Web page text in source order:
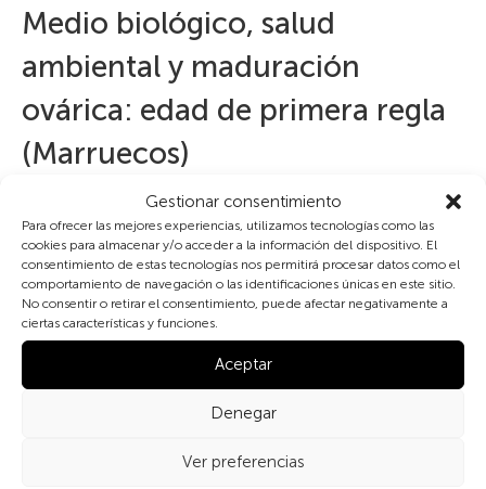
Gestionar consentimiento
Para ofrecer las mejores experiencias, utilizamos tecnologías como las
cookies para almacenar y/o acceder a la información del dispositivo. El
consentimiento de estas tecnologías nos permitirá procesar datos como el
comportamiento de navegación o las identificaciones únicas en este sitio.
No consentir o retirar el consentimiento, puede afectar negativamente a
ciertas características y funciones.
Aceptar
Denegar
Ver preferencias
Medio biológico, salud
ambiental y maduración
ovárica: edad de primera regla
(Marruecos)
La edad de maduración sexual es un indicador de la salud
ambiental y un importante determinante de la salud sexual y
reproductiva de las mujeres y sus descendientes.
A finales del siglo XX, las niñas rurales marroquíes de la zona
del Atlas, maduraban sexualmente en torno a los 14 años,
mientras que sus contemporáneas urbanas de Marrakech, con
mejor nivel nutricional y liberadas del trabajo infantil, tenían su
primera regla en torno a los 12,5 años, edad semejante a la de
las jóvenes españolas de su misma generación.
Las niñas urbanas estudiadas en Marrakech y Madrid a